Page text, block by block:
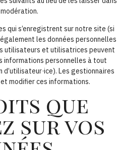
qui s’enregistrent sur notre site (si
les données personnelles
utilisateurs et utilisatrices peuvent
informations personnelles à tout
d’utilisateur·ice). Les gestionnaires
modifier ces informations.
que
sur vos